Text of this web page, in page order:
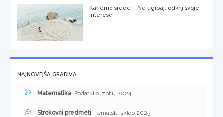
Karierne srede – Ne ugibaj, odkrij svoje
interese!
NAJNOVEJŠA GRADIVA
Matematika: Podatki o izpitu 2024
Strokovni predmeti: Tematski sklop 2025